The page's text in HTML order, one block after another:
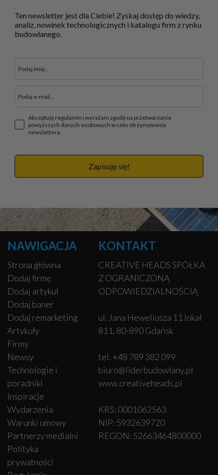
Ten newsletter jest dla Ciebie! Zyskaj dostęp do wiedzy,
analiz, nowinek technologicznych i katalogu firm z rynku
budowlanego.
Akceptuję regulamin i wyrażam zgodę na przetwarzanie
powyższych danych osobowych w celu otrzymywania
newslettera.
Zapisuję się!
NAWIGACJA
Strona główna
Dodaj firmę
Dodaj artykuł
Dodaj baner
Dodaj remarketing
Artykuły
Firmy
Newsy
Technologie i
poradniki
Inspiracje
Wydarzenia
Warunki umowy
Partnerzy medialni
Polityka
prywatności
KONTAKT
CREATIVE HEADS SPÓŁKA
Z OGRANICZONĄ
ODPOWIEDZIALNOŚCIĄ
ul. Jana Heweliusza 11 lokal
811, 80-890 Gdańsk
tel. +48 789 382 099
biuro@liderbudowlany.pl
www.creativeheads.pl
KRS: 0001062563
NIP: 5932639720
REGON: 52663464800000